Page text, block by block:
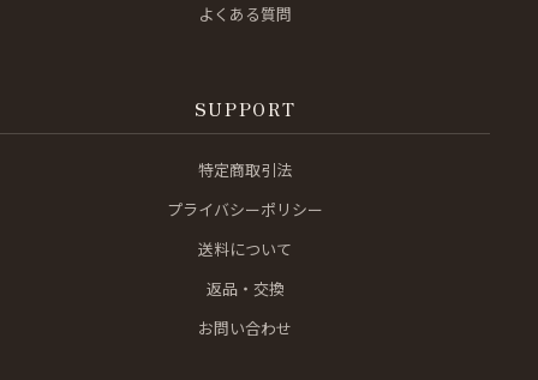
よくある質問
SUPPORT
特定商取引法
プライバシーポリシー
送料について
返品・交換
お問い合わせ